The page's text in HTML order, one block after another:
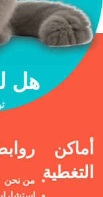
هل
أماكن
التغطية
من نحن